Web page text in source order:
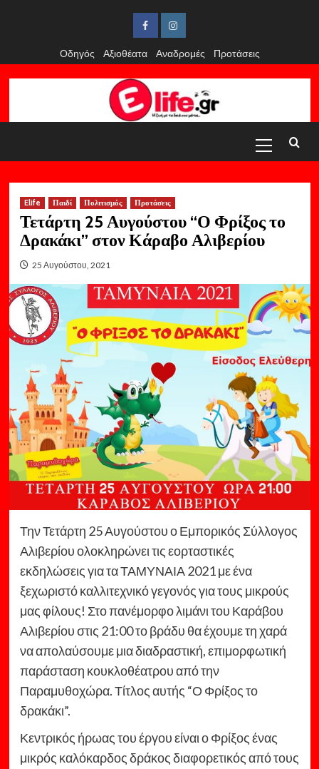
FacebookInstagram
Οδηγός
Αξιοθέατα Αναδρομές Προτάσεις
Menu
Elife Παιδί Πολιτισμός Προτάσεις
Τετάρτη 25 Αυγούστου “Ο Φρίξος το
Δρακάκι” στον Κάραβο Αλιβερίου
25 Αυγούστου, 2021
Την Τετάρτη 25 Αυγούστου ο Εμπορικός Σύλλογος
Αλιβερίου ολοκληρώνει τις εορταστικές
εκδηλώσεις για τα ΤΑΜΥΝΑΙΑ 2021 με ένα
ξεχωριστό καλλιτεχνικό γεγονός για τους μικρούς
μας φίλους! Στο πανέμορφο λιμάνι του Καράβου
Αλιβερίου στις 21:00 το βράδυ θα έχουμε τη χαρά
να απολαύσουμε μια διαδραστική, επιμορφωτική
παράσταση κουκλοθέατρου από την
Παραμυθοχώρα. Τίτλος αυτής “Ο Φρίξος το
δρακάκι”.
Κεντρικός ήρωας του έργου είναι ο Φρίξος ένας
μικρός καλόκαρδος δράκος διαφορετικός από τους